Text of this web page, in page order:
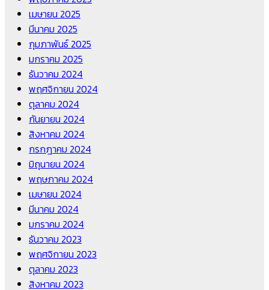
เมษายน 2025
มีนาคม 2025
กุมภาพันธ์ 2025
มกราคม 2025
ธันวาคม 2024
พฤศจิกายน 2024
ตุลาคม 2024
กันยายน 2024
สิงหาคม 2024
กรกฎาคม 2024
มิถุนายน 2024
พฤษภาคม 2024
เมษายน 2024
มีนาคม 2024
มกราคม 2024
ธันวาคม 2023
พฤศจิกายน 2023
ตุลาคม 2023
สิงหาคม 2023